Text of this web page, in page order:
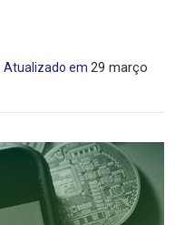
Atualizado em 29 março